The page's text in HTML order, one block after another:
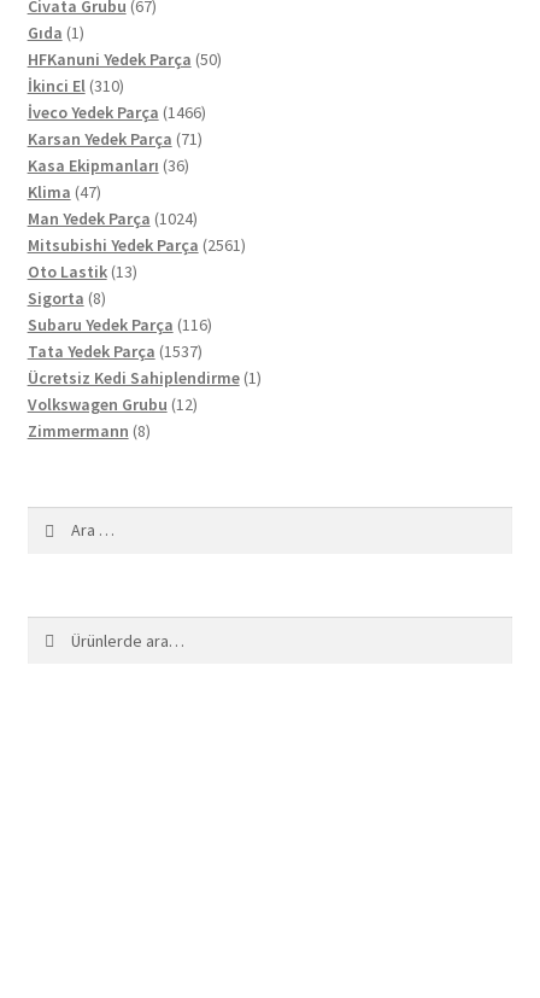
Civata Grubu 6767
Gıda 11
ürün
HFKanuni Yedek Parça 5050
İkinci El 310310
ürün
İveco Yedek Parça 14661466
ürün
Karsan Yedek Parça 7171
Kasa Ekipmanları 3636
Klima 4747
ürün
Man Yedek Parça 10241024
ürün
Mitsubishi Yedek Parça 25612561
Oto Lastik 1313
Sigorta 88
ürün
Subaru Yedek Parça 116116
Tata Yedek Parça 15371537
ürün
Ücretsiz Kedi Sahiplendirme 11
Volkswagen Grubu 1212
Zimmermann 88